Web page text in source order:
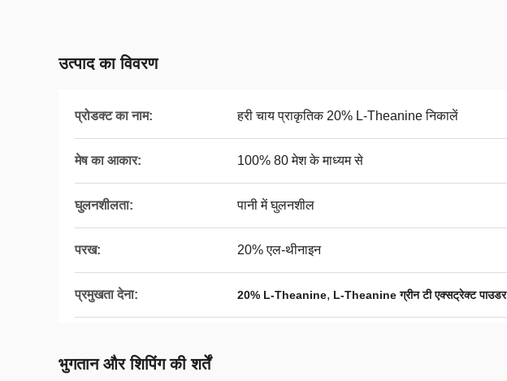
उत्पाद का विवरण
प्रोडक्ट का नाम: हरी चाय प्राकृतिक 20% L-Theanine निकालें
मेष का आकार: 100% 80 मेश के माध्यम से
घुलनशीलता: पानी में घुलनशील
परख: 20% एल-थीनाइन
प्रमुखता देना: 20% L-Theanine, L-Theanine ग्रीन टी एक्सट्रेक्ट पाउडर
भुगतान और शिपिंग की शर्तें